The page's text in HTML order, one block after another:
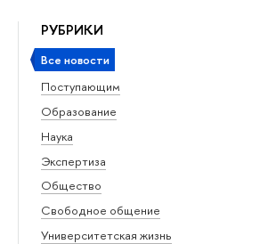
РУБРИКИ
Все новости
Поступающим
Образование
Наука
Экспертиза
Общество
Свободное общение
Университетская жизнь